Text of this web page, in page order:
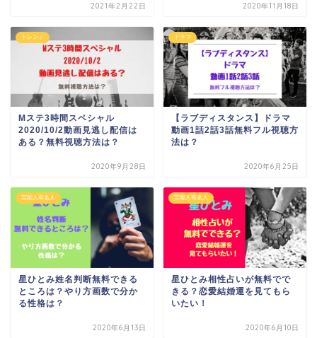
2021年2月22日 2020年11月18日
トレンド
Mステ3時間スペシャル
2020/10/2動画見逃し配信は
ある？無料視聴方法は？
2020年9月28日
ドラマ
【ラブディスタンス】ドラマ
動画1話2話3話無料フル視聴方
法は？
2020年6月25日
芸能人有名人
星ひとみ姓名判断無料できる
ところは？やり方画数で分か
る性格は？
2020年6月13日
芸能人有名人
星ひとみ相性占いが無料でで
きる？恋愛結婚運を見てもら
いたい！
2020年6月10日